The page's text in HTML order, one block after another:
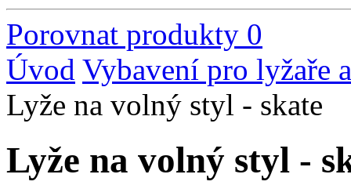
Porovnat produkty 0
Úvod Vybavení pro lyžaře
Lyže na volný styl - skate
Lyže na volný styl -